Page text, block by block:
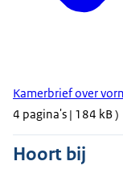
Kamerbrief over
4 pagina's | 184 kB )
Hoort bij